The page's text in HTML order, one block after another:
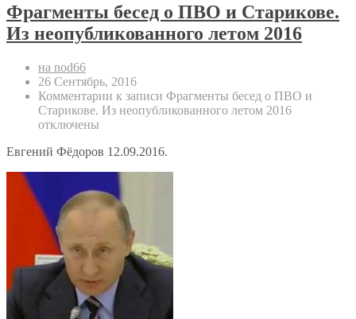
Фрагменты бесед о ПВО и Старикове.
Из неопубликованного летом 2016
на nod66
26 Сентябрь, 2016
Комментарии к записи Фрагменты бесед о ПВО и
Старикове. Из неопубликованного летом 2016
отключены
Евгений Фёдоров 12.09.2016.